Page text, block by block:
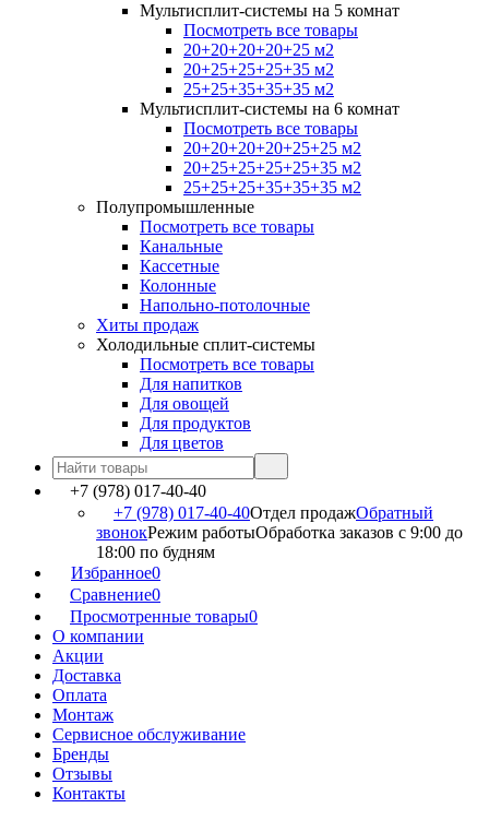
Мультисплит-системы на 5 комнат
Посмотреть все товары
20+20+20+20+25 м2
20+25+25+25+35 м2
25+25+35+35+35 м2
Мультисплит-системы на 6 комнат
Посмотреть все товары
20+20+20+20+25+25 м2
20+25+25+25+25+35 м2
25+25+25+35+35+35 м2
Полупромышленные
Посмотреть все товары
Канальные
Кассетные
Колонные
Напольно-потолочные
Хиты продаж
Холодильные сплит-системы
Посмотреть все товары
Для напитков
Для овощей
Для продуктов
Для цветов
+7 (978) 017-40-40
+7 (978) 017-40-40Отдел продажОбратный
звонокРежим работыОбработка заказов с 9:00 до
18:00 по будням
Избранное0
Сравнение0
Просмотренные товары0
О компании
Акции
Доставка
Оплата
Монтаж
Сервисное обслуживание
Бренды
Отзывы
Контакты